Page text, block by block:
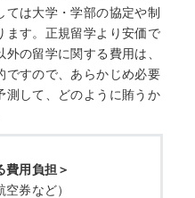
ては大学・学部の協定や制
ます。正規留学より安価で
の留学に関する費用は、
ですので、あらかじめ必要
測して、どのように賄うか
費用負担＞
券など）